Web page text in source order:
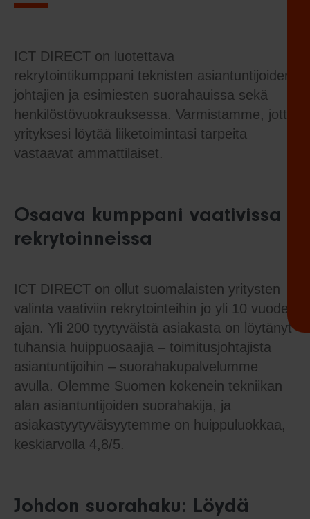
ICT DIRECT on luotettava
rekrytointikumppani teknisten asiantuntijoiden,
johtajien ja esimiesten suorahauissa sekä
henkilöstövuokrauksessa. Varmistamme, jotta
yrityksesi löytää liiketoimintasi tarpeita
vastaavat ammattilaiset.
Osaava kumppani vaativissa
rekrytoinneissa
ICT DIRECT on ollut suomalaisten yritysten
valinta vaativiin rekrytointeihin jo yli 10 vuoden
ajan. Yli 200 tyytyväistä asiakasta on löytänyt
tuhansia huippuosaajia – toimitusjohtajista
asiantuntijoihin – suorahakupalvelumme
avulla. Olemme Suomen kokenein tekniikan
alan asiantuntijoiden suorahakija, ja
asiakastyytyväisyytemme on huippuluokkaa,
keskiarvolla 4,8/5.
Johdon suorahaku: Löydä